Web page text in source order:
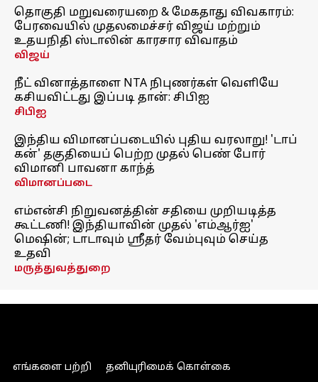
தொகுதி மறுவரையறை & மேகதாது விவகாரம்:
பேரவையில் முதலமைச்சர் விஜய் மற்றும்
உதயநிதி ஸ்டாலின் காரசார விவாதம்
விஜய்
நீட் வினாத்தாளை NTA நிபுணர்கள் வெளியே
கசியவிட்டது இப்படி தான்: சிபிஐ
சிபிஐ
இந்திய விமானப்படையில் புதிய வரலாறு! 'டாப்
கன்' தகுதியைப் பெற்ற முதல் பெண் போர்
விமானி பாவனா காந்த்
விமானப்படை
எம்என்சி நிறுவனத்தின் சதியை முறியடித்த
கூட்டணி! இந்தியாவின் முதல் 'எம்ஆர்ஐ'
மெஷின்; டாடாவும் ஸ்ரீதர் வேம்புவும் செய்த
உதவி
மருத்துவத்துறை
எங்களை பற்றி
தனியுரிமைக் கொள்கை